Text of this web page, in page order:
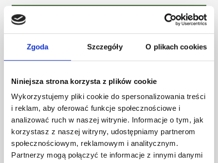
Zgoda Szczegóły O plikach cookies
Niniejsza strona korzysta z plików cookie
Wykorzystujemy pliki cookie do spersonalizowania treści
i reklam, aby oferować funkcje społecznościowe i
analizować ruch w naszej witrynie. Informacje o tym, jak
korzystasz z naszej witryny, udostępniamy partnerom
społecznościowym, reklamowym i analitycznym.
Partnerzy mogą połączyć te informacje z innymi danymi
contaminated paving stones?
9. What width should the paving
band around the house be?